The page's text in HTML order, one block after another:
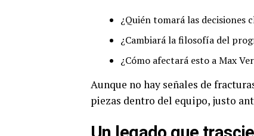
¿Quién tomará las decisiones
¿Cambiará la filosofía del
¿Cómo afectará esto a Max
Aunque no hay señales de
piezas dentro del equipo, justo